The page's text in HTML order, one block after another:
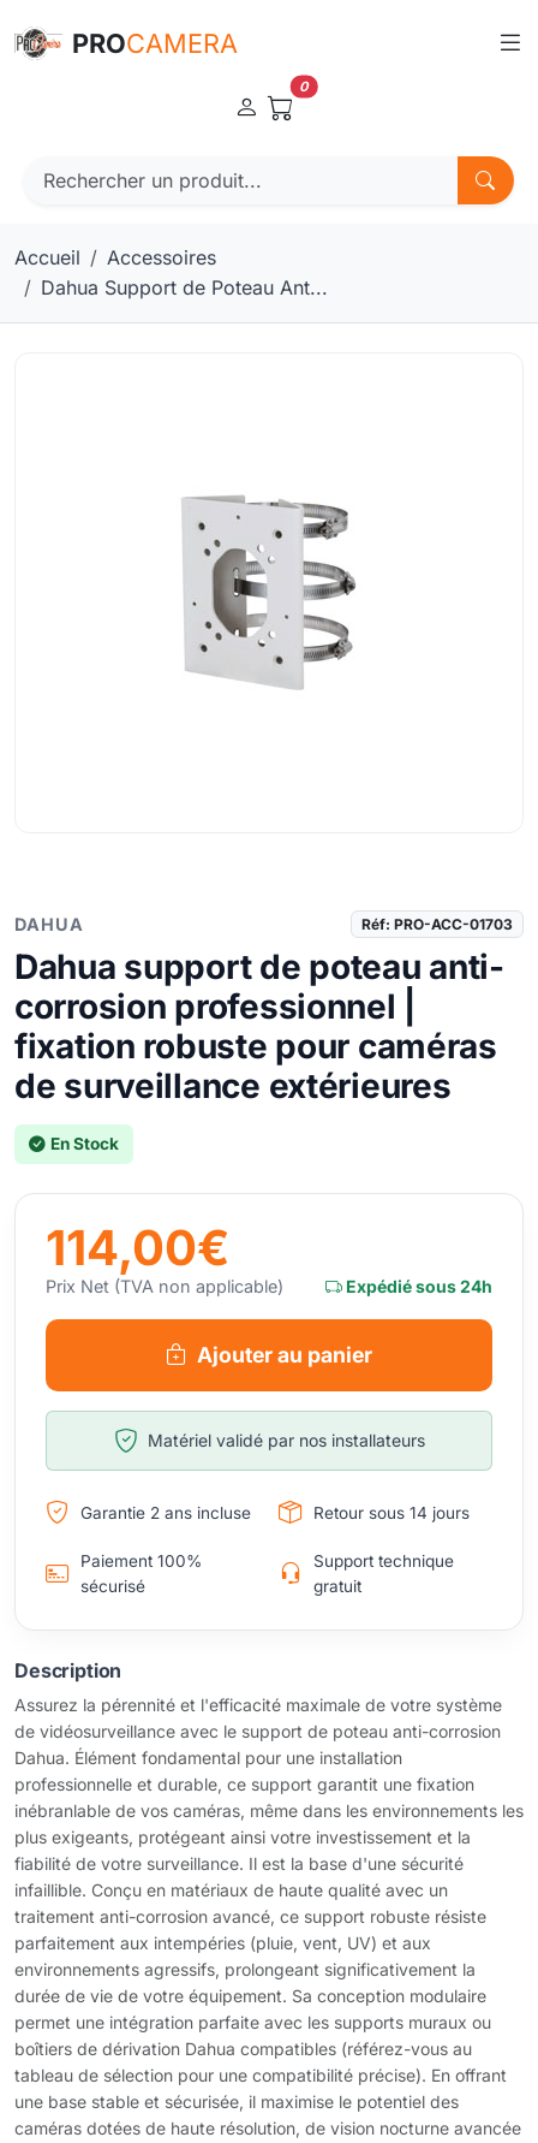
PROCAMERA
0
Accueil
Accessoires
Dahua Support de Poteau Ant...
DAHUA Réf: PRO-ACC-01703
Dahua support de poteau anti-
corrosion professionnel |
fixation robuste pour caméras
de surveillance extérieures
En Stock
114,00€
Prix Net (TVA non applicable) Expédié sous 24h
Ajouter au panier
Matériel validé par nos installateurs
Garantie 2 ans incluse Retour sous 14 jours
Paiement 100%
sécurisé
Support technique
gratuit
Description
Assurez la pérennité et l'efficacité maximale de votre système
de vidéosurveillance avec le support de poteau anti-corrosion
Dahua. Élément fondamental pour une installation
professionnelle et durable, ce support garantit une fixation
inébranlable de vos caméras, même dans les environnements les
plus exigeants, protégeant ainsi votre investissement et la
fiabilité de votre surveillance. Il est la base d'une sécurité
infaillible. Conçu en matériaux de haute qualité avec un
traitement anti-corrosion avancé, ce support robuste résiste
parfaitement aux intempéries (pluie, vent, UV) et aux
environnements agressifs, prolongeant significativement la
durée de vie de votre équipement. Sa conception modulaire
permet une intégration parfaite avec les supports muraux ou
boîtiers de dérivation Dahua compatibles (référez-vous au
tableau de sélection pour une compatibilité précise). En offrant
une base stable et sécurisée, il maximise le potentiel des
caméras dotées de haute résolution, de vision nocturne avancée